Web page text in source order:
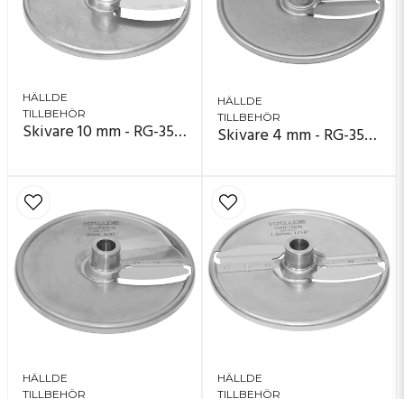
HÄLLDE
TILLBEHÖR
Skivare 10 mm - RG-350, RG-300i, RG-400i
HÄLLDE
TILLBEHÖR
Skivare 4 mm - RG-350, RG-300i, RG-400i
HÄLLDE
TILLBEHÖR
HÄLLDE
TILLBEHÖR